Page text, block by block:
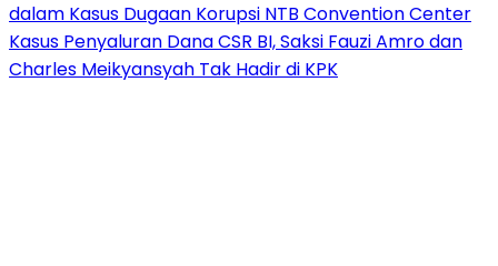
dalam Kasus Dugaan Korupsi NTB Convention Center
Kasus Penyaluran Dana CSR BI, Saksi Fauzi Amro dan
Charles Meikyansyah Tak Hadir di KPK